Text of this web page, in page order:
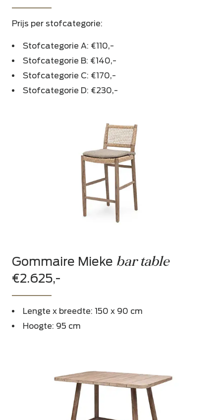
Prijs per stofcategorie:
Stofcategorie A: €110,-
Stofcategorie B: €140,-
Stofcategorie C: €170,-
Stofcategorie D: €230,-
Gommaire Mieke bar table
€2.625,-
Lengte x breedte: 150 x 90 cm
Hoogte: 95 cm